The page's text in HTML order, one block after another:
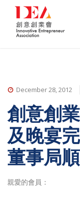
December 28, 2012
創意創
及晚宴
董事局
親愛的會員：